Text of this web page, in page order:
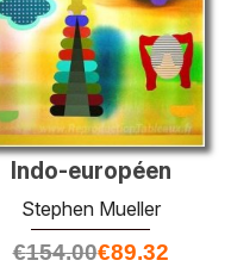
Indo-européen
Stephen Mueller
€154.00€89.32